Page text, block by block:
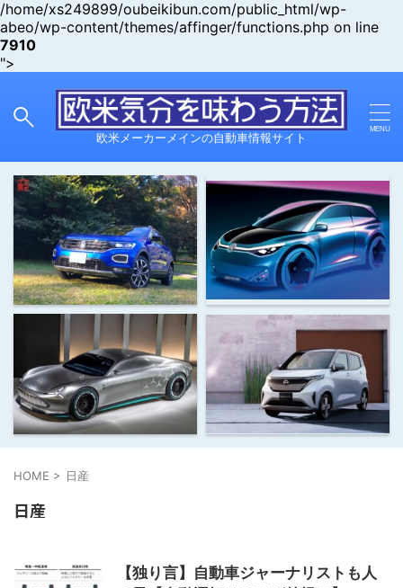
/home/xs249899/oubeikibun.com/public_html/wp-
abeo/wp-content/themes/affinger/functions.php on line
7910
">
欧米メーカーメインの自動車情報サイト
HOME > 日産
日産
【独り言】自動車ジャーナリストも人